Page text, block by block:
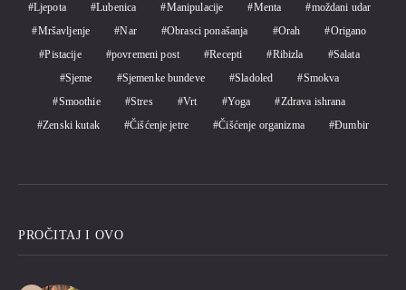
Ljepota
Lubenica Manipulacije Menta
moždani udar
Mršavljenje
Nar Obrasci ponašanja Orah
Origano
Pistacije
povremeni post Recepti Ribizla
Salata
Sjeme
Sjemenke bundeve Sladoled
Smokva
Smoothie
Stres Vrt Yoga
Zdrava ishrana
Zenski kutak
Čišćenje jetre Čišćenje organizma Đumbir
PROČITAJ I OVO